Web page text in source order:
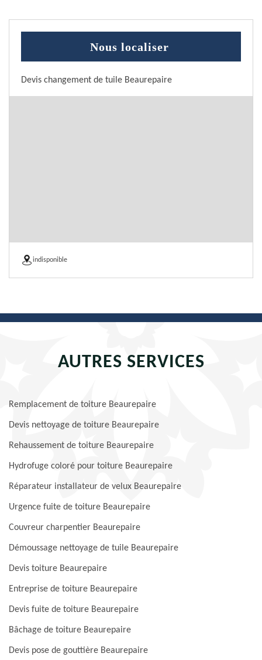
Nous localiser
Devis changement de tuile Beaurepaire
indisponible
AUTRES SERVICES
Remplacement de toiture Beaurepaire
Devis nettoyage de toiture Beaurepaire
Rehaussement de toiture Beaurepaire
Hydrofuge coloré pour toiture Beaurepaire
Réparateur installateur de velux Beaurepaire
Urgence fuite de toiture Beaurepaire
Couvreur charpentier Beaurepaire
Démoussage nettoyage de tuile Beaurepaire
Devis toiture Beaurepaire
Entreprise de toiture Beaurepaire
Devis fuite de toiture Beaurepaire
Bâchage de toiture Beaurepaire
Devis pose de gouttière Beaurepaire